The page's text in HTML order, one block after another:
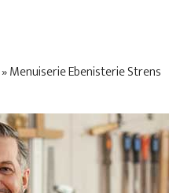
»Menuiserie Ebenisterie Strens